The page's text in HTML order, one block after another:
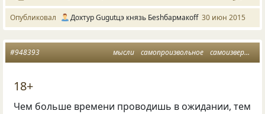
Опубликовал Дохтур Gugutцэ князь Беshбармакоff 30 июн 2015
мысли самопроизвольное самоизвержение
#948393
18+
Чем больше времени проводишь в ожидании, тем